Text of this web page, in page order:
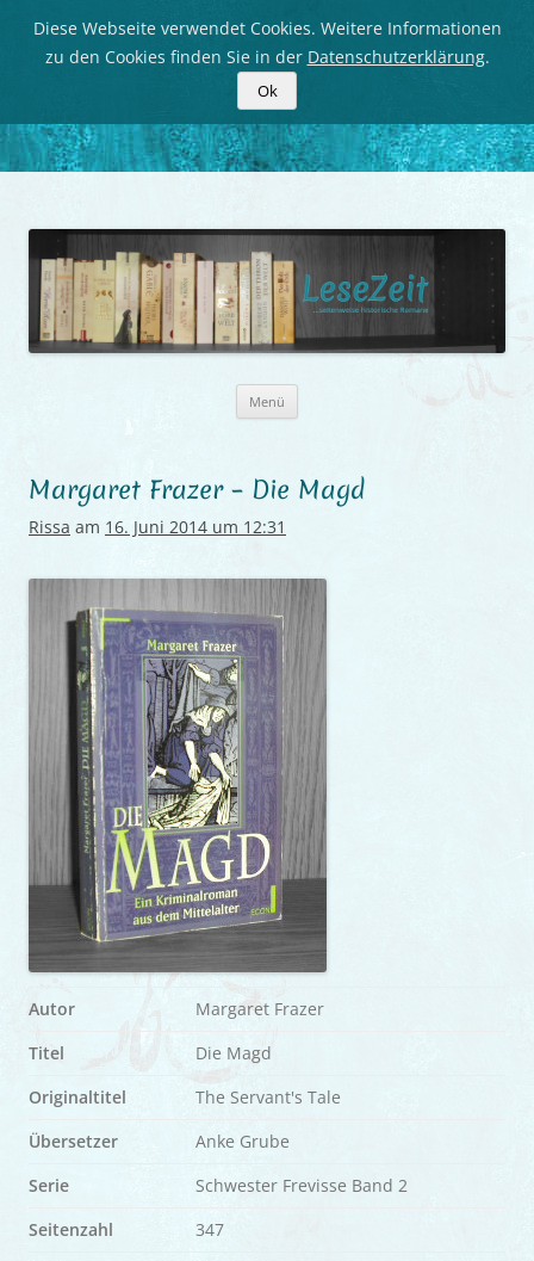
LeseZeit
Menü
Margaret Frazer – Die Magd
Rissa am 16. Juni 2014 um 12:31
Autor
Margaret Frazer
Titel
Die Magd
Originaltitel
The Servant's Tale
Übersetzer
Anke Grube
Serie
Schwester Frevisse Band 2
Seitenzahl
347
Diese Webseite verwendet Cookies. Weitere Informationen
zu den Cookies finden Sie in der Datenschutzerklärung.
Ok